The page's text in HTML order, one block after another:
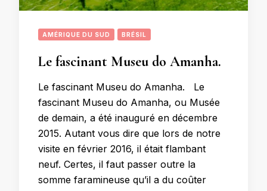
AMÉRIQUE DU SUD BRÉSIL
Le fascinant Museu do Amanha.
Le fascinant Museu do Amanha. Le
fascinant Museu do Amanha, ou Musée
de demain, a été inauguré en décembre
2015. Autant vous dire que lors de notre
visite en février 2016, il était flambant
neuf. Certes, il faut passer outre la
somme faramineuse qu’il a du coûter